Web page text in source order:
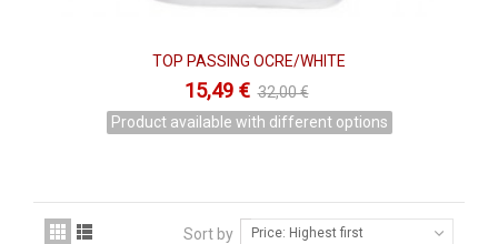
TOP PASSING OCRE/WHITE
15,49 € 32,00 €
Product available with different options
Sort by Price: Highest first